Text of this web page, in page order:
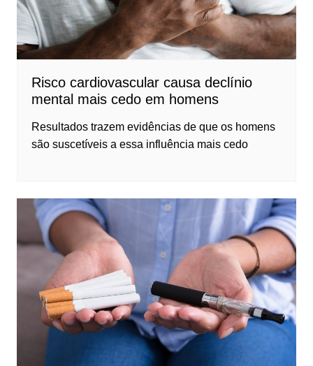
Risco cardiovascular causa declínio
mental mais cedo em homens
Resultados trazem evidências de que os homens
são suscetíveis a essa influência mais cedo